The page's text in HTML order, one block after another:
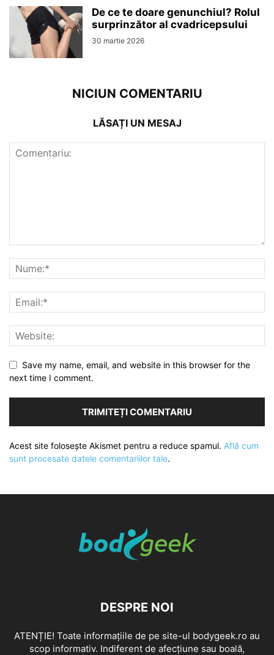
De ce te doare genunchiul? Rolul
surprinzător al cvadricepsului
30 martie 2026
NICIUN COMENTARIU
LĂSAȚI UN MESAJ
Save my name, email, and website in this browser for the
next time I comment.
Acest site folosește Akismet pentru a reduce spamul. Află cum
sunt procesate datele comentariilor tale.
DESPRE NOI
ATENȚIE! Toate informațiile de pe site-ul bodygeek.ro au
scop informativ. Indiferent de afecțiune sau boală,